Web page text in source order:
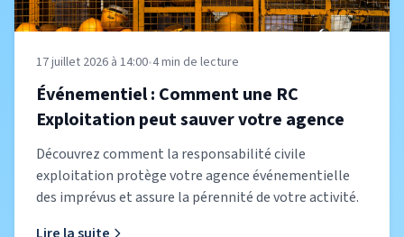
17 juillet 2026 à 14:00•4min de lecture
Événementiel : Comment une RC
Exploitation peut sauver votre agence
Découvrez comment la responsabilité civile
exploitation protège votre agence événementielle
des imprévus et assure la pérennité de votre activité.